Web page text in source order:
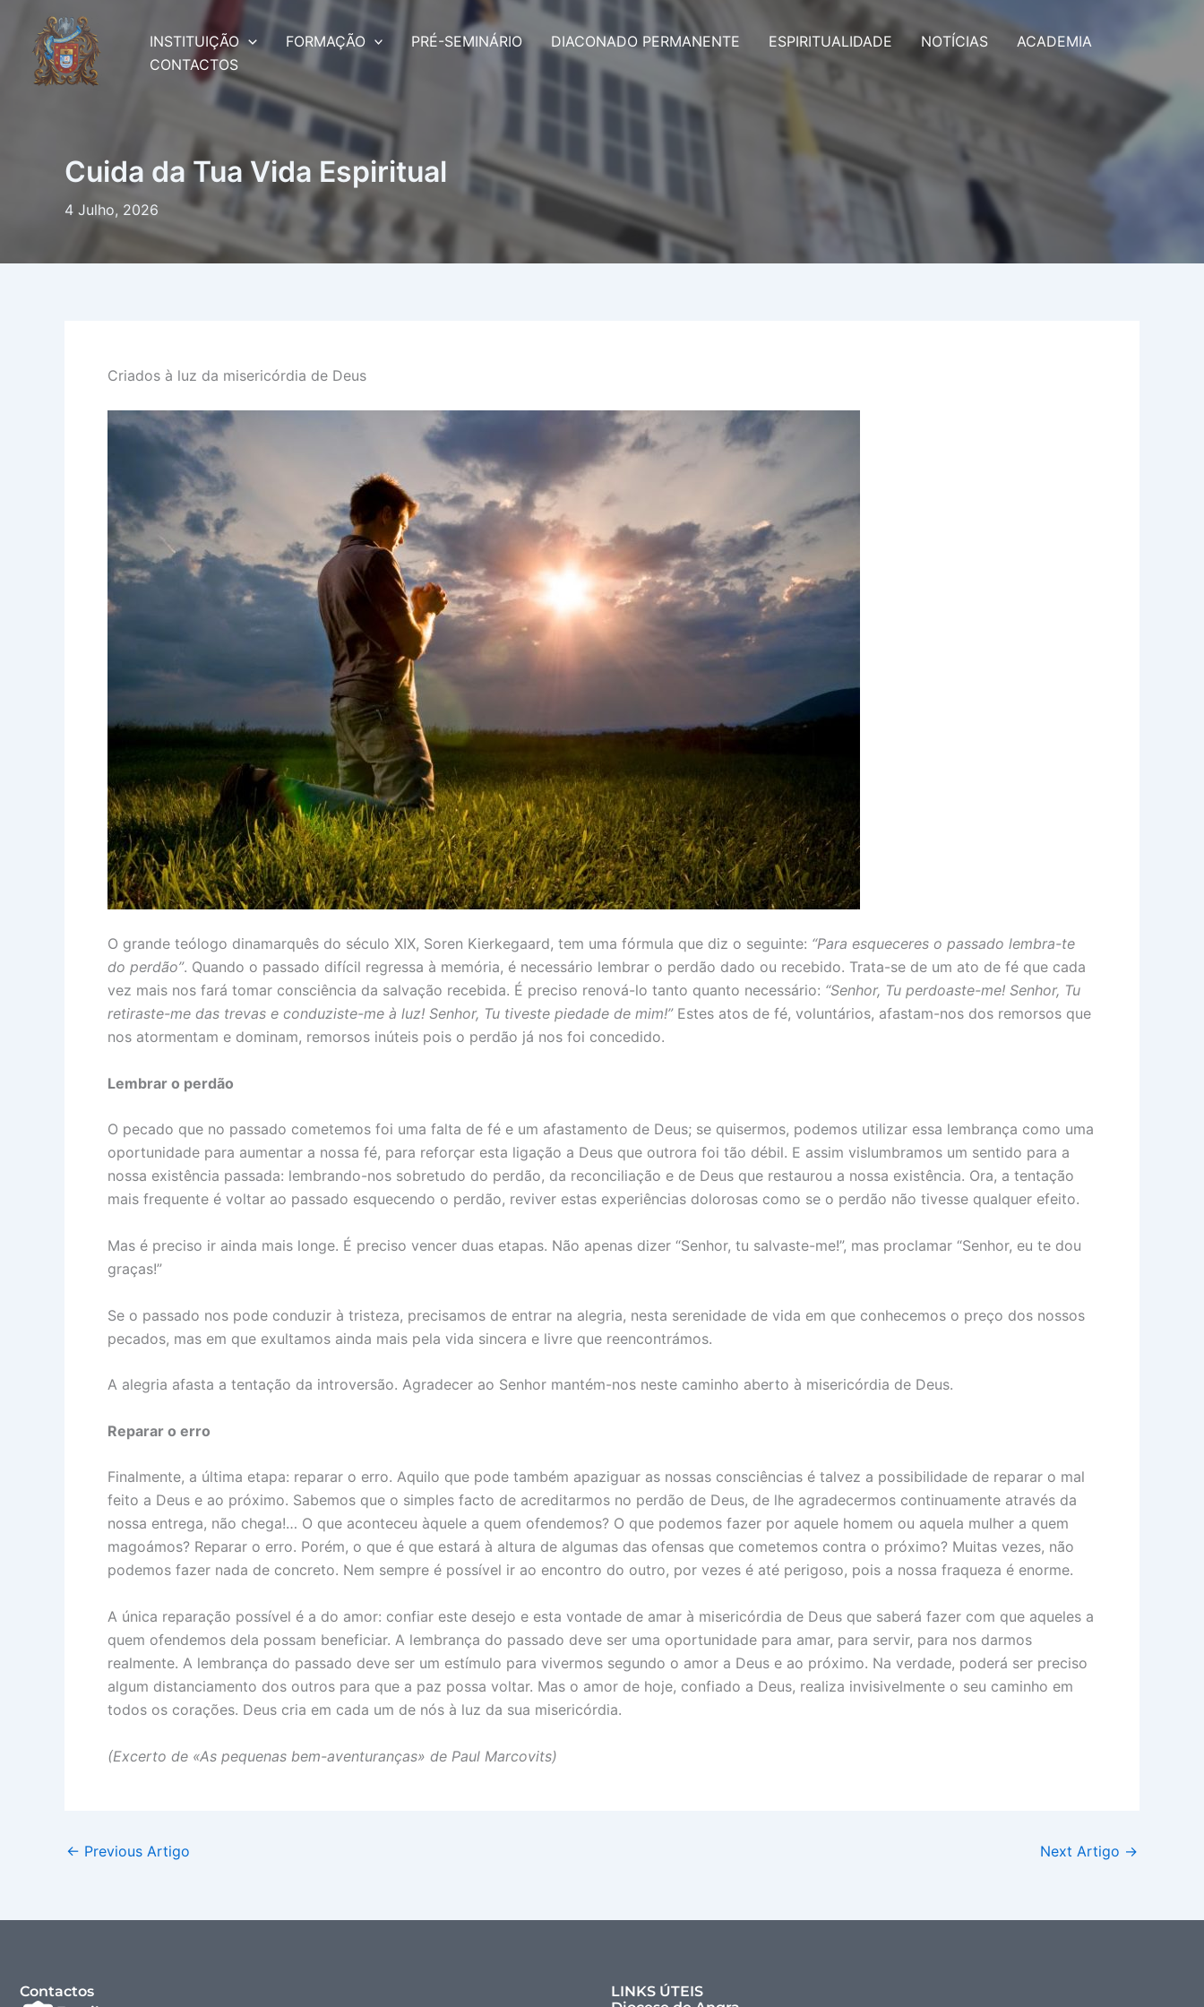
content
INSTITUIÇÃO FORMAÇÃO PRÉ-SEMINÁRIO DIACONADO PERMANENTE ESPIRITUALIDADE NOTÍCIAS
ACADEMIA
CONTACTOS
Cuida da Tua Vida Espiritual
4 Julho, 2026
Criados à luz da misericórdia de Deus
O grande teólogo dinamarquês do século XIX, Soren Kierkegaard, tem uma fórmula que diz o seguinte: “Para esqueceres o passado lembra-te
do perdão”. Quando o passado difícil regressa à memória, é necessário lembrar o perdão dado ou recebido. Trata-se de um ato de fé que cada
vez mais nos fará tomar consciência da salvação recebida. É preciso renová-lo tanto quanto necessário: “Senhor, Tu perdoaste-me! Senhor, Tu
retiraste-me das trevas e conduziste-me à luz! Senhor, Tu tiveste piedade de mim!”Estes atos de fé, voluntários, afastam-nos dos remorsos que
nos atormentam e dominam, remorsos inúteis pois o perdão já nos foi concedido.
Lembrar o perdão
O pecado que no passado cometemos foi uma falta de fé e um afastamento de Deus; se quisermos, podemos utilizar essa lembrança como uma
oportunidade para aumentar a nossa fé, para reforçar esta ligação a Deus que outrora foi tão débil. E assim vislumbramos um sentido para a
nossa existência passada: lembrando-nos sobretudo do perdão, da reconciliação e de Deus que restaurou a nossa existência. Ora, a tentação
mais frequente é voltar ao passado esquecendo o perdão, reviver estas experiências dolorosas como se o perdão não tivesse qualquer efeito.
Mas é preciso ir ainda mais longe. É preciso vencer duas etapas. Não apenas dizer “Senhor, tu salvaste-me!”, mas proclamar “Senhor, eu te dou
graças!”
Se o passado nos pode conduzir à tristeza, precisamos de entrar na alegria, nesta serenidade de vida em que conhecemos o preço dos nossos
pecados, mas em que exultamos ainda mais pela vida sincera e livre que reencontrámos.
A alegria afasta a tentação da introversão. Agradecer ao Senhor mantém-nos neste caminho aberto à misericórdia de Deus.
Reparar o erro
Finalmente, a última etapa: reparar o erro. Aquilo que pode também apaziguar as nossas consciências é talvez a possibilidade de reparar o mal
feito a Deus e ao próximo. Sabemos que o simples facto de acreditarmos no perdão de Deus, de lhe agradecermos continuamente através da
nossa entrega, não chega!… O que aconteceu àquele a quem ofendemos? O que podemos fazer por aquele homem ou aquela mulher a quem
magoámos? Reparar o erro. Porém, o que é que estará à altura de algumas das ofensas que cometemos contra o próximo? Muitas vezes, não
podemos fazer nada de concreto. Nem sempre é possível ir ao encontro do outro, por vezes é até perigoso, pois a nossa fraqueza é enorme.
A única reparação possível é a do amor: confiar este desejo e esta vontade de amar à misericórdia de Deus que saberá fazer com que aqueles a
quem ofendemos dela possam beneficiar. A lembrança do passado deve ser uma oportunidade para amar, para servir, para nos darmos
realmente. A lembrança do passado deve ser um estímulo para vivermos segundo o amor a Deus e ao próximo. Na verdade, poderá ser preciso
algum distanciamento dos outros para que a paz possa voltar. Mas o amor de hoje, confiado a Deus, realiza invisivelmente o seu caminho em
todos os corações. Deus cria em cada um de nós à luz da sua misericórdia.
(Excerto de «As pequenas bem-aventuranças» de Paul Marcovits)
← Previous Artigo Next Artigo →
Contactos
LINKS ÚTEIS